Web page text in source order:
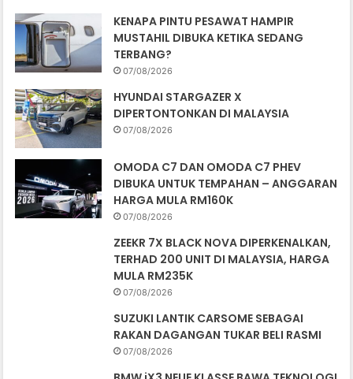
KENAPA PINTU PESAWAT HAMPIR
MUSTAHIL DIBUKA KETIKA SEDANG
TERBANG?
07/08/2026
HYUNDAI STARGAZER X
DIPERTONTONKAN DI MALAYSIA
07/08/2026
OMODA C7 DAN OMODA C7 PHEV
DIBUKA UNTUK TEMPAHAN – ANGGARAN
HARGA MULA RM160K
07/08/2026
ZEEKR 7X BLACK NOVA DIPERKENALKAN,
TERHAD 200 UNIT DI MALAYSIA, HARGA
MULA RM235K
07/08/2026
SUZUKI LANTIK CARSOME SEBAGAI
RAKAN DAGANGAN TUKAR BELI RASMI
07/08/2026